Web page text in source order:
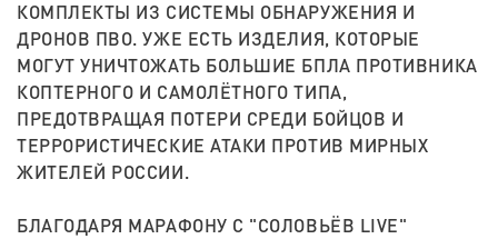
КОМПЛЕКТЫ ИЗ СИСТЕМЫ ОБНАРУЖЕНИЯ И
ДРОНОВ ПВО. УЖЕ ЕСТЬ ИЗДЕЛИЯ, КОТОРЫЕ
МОГУТ УНИЧТОЖАТЬ БОЛЬШИЕ БПЛА ПРОТИВНИКА
КОПТЕРНОГО И САМОЛЁТНОГО ТИПА,
ПРЕДОТВРАЩАЯ ПОТЕРИ СРЕДИ БОЙЦОВ И
ТЕРРОРИСТИЧЕСКИЕ АТАКИ ПРОТИВ МИРНЫХ
ЖИТЕЛЕЙ РОССИИ.
БЛАГОДАРЯ МАРАФОНУ С "СОЛОВЬЁВ LIVE"